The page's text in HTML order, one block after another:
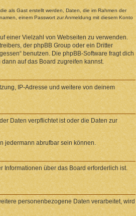
als Gast erstellt werden, Daten, die im Rahmen der
einem Passwort zur Anmeldung mit diesem Konto
einer Vielzahl von Webseiten zu verwenden.
der phpBB Group oder ein Dritter
benutzen. Die phpBB-Software fragt dich
auf das Board zugreifen kannst.
IP-Adresse und weitere von deinem
Daten verpflichtet ist oder die Daten zur
jedermann abrufbar sein können.
Informationen über das Board erforderlich ist.
personenbezogene Daten verarbeitet, wird